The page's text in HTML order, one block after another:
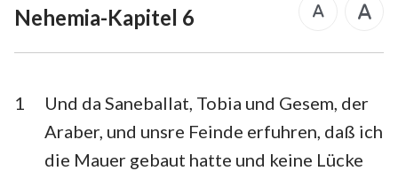
1. Chronik
Esra Nehemia
Esther Hiob
Psalm Sprüche
Nehemia-Kapitel 6
1
Und da Saneballat, Tobia und Gesem, der
Araber, und unsre Feinde erfuhren, daß ich
die Mauer gebaut hatte und keine Lücke